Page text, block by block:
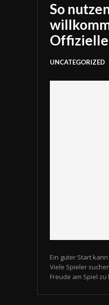
So
UNCATEGORIZED
Ein guter Start
Viele Spieler
Freude am Spiel